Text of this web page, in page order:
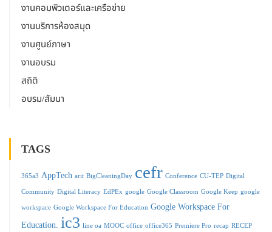
งานคอมพิวเตอร์และเครือข่าย
งานบริการห้องสมุด
งานศูนย์ภาษา
งานอบรม
สถิติ
อบรม/สัมนา
TAGS
365a3 AppTech arit BigCleaningDay cefr Conference CU-TEP Digital
Community Digital Literacy EdPEx google Google Classroom Google Keep google
workspace Google Workspace For Education Google Workspace For
Education.
ic3 line oa MOOC office office365 Premiere Pro recap RECEP